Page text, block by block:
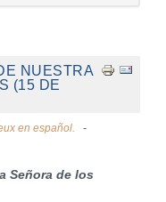
NUESTRA
(15 DE
en español.
Señora de los